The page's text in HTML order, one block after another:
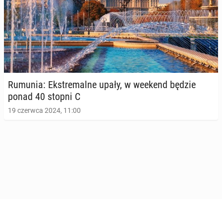
Rumunia: Eks­tre­mal­ne upały, w weekend będzie
ponad 40 stopni C
19 czerwca 2024, 11:00